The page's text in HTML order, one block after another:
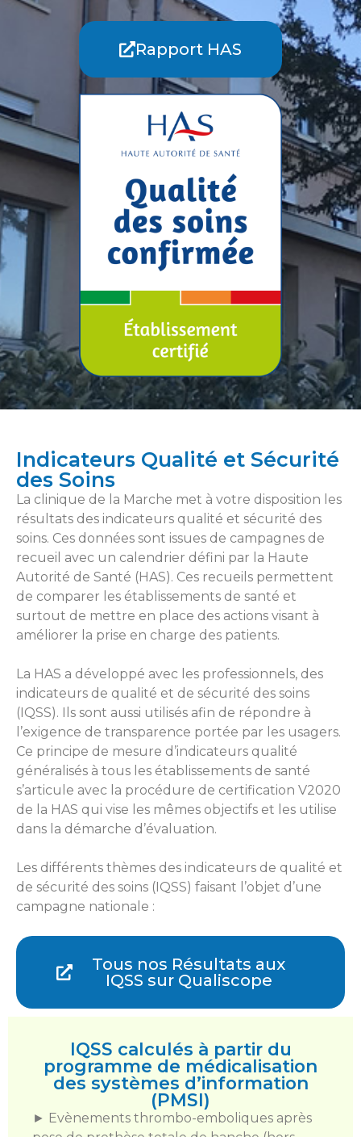
Rapport HAS
Indicateurs Qualité et Sécurité
des Soins
La clinique de la Marche met à votre disposition les
résultats des indicateurs qualité et sécurité des
soins. Ces données sont issues de campagnes de
recueil avec un calendrier défini par la Haute
Autorité de Santé (HAS). Ces recueils permettent
de comparer les établissements de santé et
surtout de mettre en place des actions visant à
améliorer la prise en charge des patients.
La HAS a développé avec les professionnels, des
indicateurs de qualité et de sécurité des soins
(IQSS). Ils sont aussi utilisés afin de répondre à
l’exigence de transparence portée par les usagers.
Ce principe de mesure d’indicateurs qualité
généralisés à tous les établissements de santé
s’articule avec la procédure de certification V2020
de la HAS qui vise les mêmes objectifs et les utilise
dans la démarche d’évaluation.
Les différents thèmes des indicateurs de qualité et
de sécurité des soins (IQSS) faisant l’objet d’une
campagne nationale :
Tous nos Résultats aux
IQSS sur Qualiscope
IQSS calculés à partir du
programme de médicalisation
des systèmes d’information
(PMSI)
► Evènements thrombo-emboliques après